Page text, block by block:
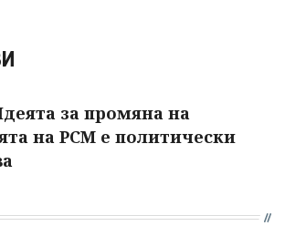
за промяна на
на РСМ е политически